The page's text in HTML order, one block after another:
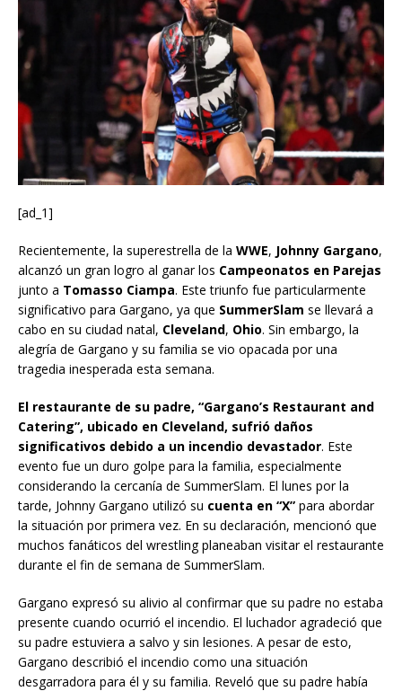
[ad_1]
Recientemente, la superestrella de la WWE, Johnny Gargano,
alcanzó un gran logro al ganar los Campeonatos en Parejas
junto a Tomasso Ciampa. Este triunfo fue particularmente
significativo para Gargano, ya que SummerSlam se llevará a
cabo en su ciudad natal, Cleveland, Ohio. Sin embargo, la
alegría de Gargano y su familia se vio opacada por una
tragedia inesperada esta semana.
El restaurante de su padre, “Gargano’s Restaurant and
Catering”, ubicado en Cleveland, sufrió daños
significativos debido a un incendio devastador. Este
evento fue un duro golpe para la familia, especialmente
considerando la cercanía de SummerSlam. El lunes por la
tarde, Johnny Gargano utilizó su cuenta en “X” para abordar
la situación por primera vez. En su declaración, mencionó que
muchos fanáticos del wrestling planeaban visitar el restaurante
durante el fin de semana de SummerSlam.
Gargano expresó su alivio al confirmar que su padre no estaba
presente cuando ocurrió el incendio. El luchador agradeció que
su padre estuviera a salvo y sin lesiones. A pesar de esto,
Gargano describió el incendio como una situación
desgarradora para él y su familia. Reveló que su padre había